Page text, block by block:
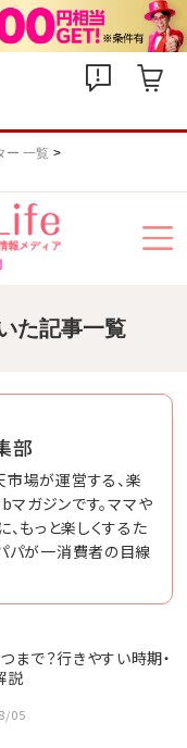
ー 一覧
た記事一覧
部
場が運営する、楽
マガジンです。ママや
もっと楽しくするた
パが一消費者の目線
まで？行きやすい時期・
説
05